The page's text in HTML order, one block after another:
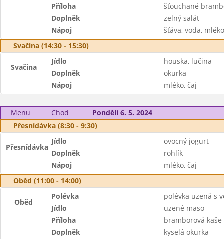
Příloha
šťouchané
Doplněk
zelný salát
Nápoj
šťáva, voda, mléko
Svačina (14:30 - 15:30)
Svačina
Jídlo
houska, lučina
Doplněk
okurka
Nápoj
mléko, čaj
Menu Chod
Pondělí 6. 5. 2024
Přesnídávka (8:30 - 9:30)
Přesnídávka
Jídlo
ovocný jogurt
Doplněk
rohlík
Nápoj
mléko, čaj
Oběd (11:00 - 14:00)
Oběd
Polévka
polévka uzená s
Jídlo
uzené maso
Příloha
bramborová kaše
Doplněk
kyselá okurka